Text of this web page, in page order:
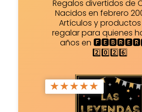
Regalos divertidos de
Nacidos en febrero
Artículos y
regalar para quienes
años en
2️⃣0️⃣2️⃣6️⃣
★★★★★